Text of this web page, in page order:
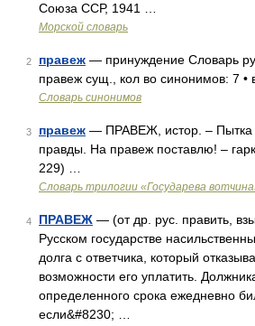
Союза ССР, 1941 …
Морской словарь
2 правеж — принуждение Словарь
правеж сущ., кол во синонимов: 7 •
Словарь синонимов
3 правеж — ПРАВЕЖ, истор. – Пытка
правды. На правеж поставлю! –
229) …
Словарь трилогии «Государева
4 ПРАВЕЖ — (от др. рус. править,
Русском государстве
долга с ответчика, который
возможности его уплатить.
определенного срока ежедневно
если&#8230; …